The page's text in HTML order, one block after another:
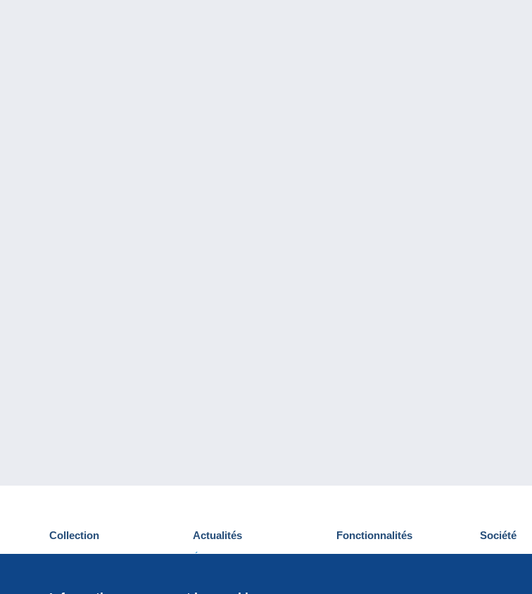
Collection
Cartes postales
Actualités
Événements Delcampe
Fonctionnalités
Nouveautés
Société
Qui